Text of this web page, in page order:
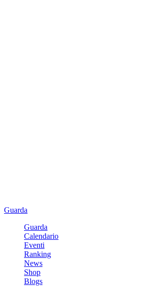
Guarda
Guarda
Calendario
Eventi
Ranking
News
Shop
Blogs